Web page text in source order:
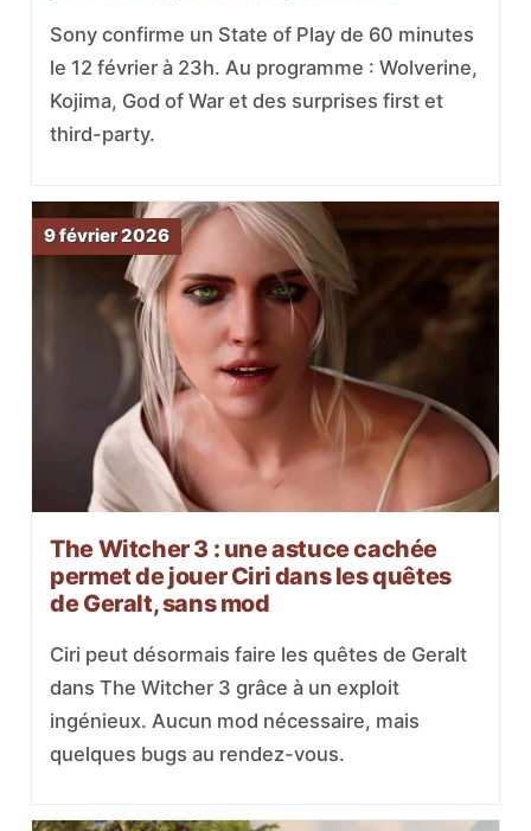
Sony confirme un State of Play de 60 minutes
le 12 février à 23h. Au programme : Wolverine,
Kojima, God of War et des surprises first et
third-party.
9 février 2026
The Witcher 3 : une astuce cachée
permet de jouer Ciri dans les quêtes
de Geralt, sans mod
Ciri peut désormais faire les quêtes de Geralt
dans The Witcher 3 grâce à un exploit
ingénieux. Aucun mod nécessaire, mais
quelques bugs au rendez-vous.